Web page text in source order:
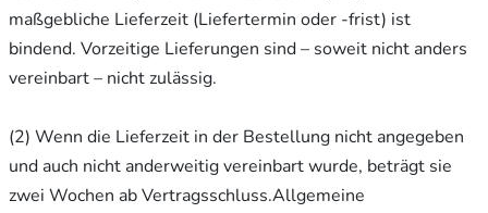
maßgebliche Lieferzeit (Liefertermin oder -frist) ist
bindend. Vorzeitige Lieferungen sind – soweit nicht anders
vereinbart – nicht zulässig.
(2) Wenn die Lieferzeit in der Bestellung nicht angegeben
und auch nicht anderweitig vereinbart wurde, beträgt sie
zwei Wochen ab Vertragsschluss.Allgemeine